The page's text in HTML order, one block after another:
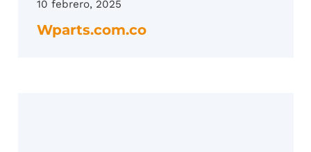
10 febrero, 2025
Wparts.com.co